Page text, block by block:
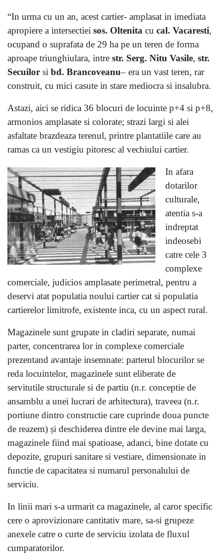
“In urma cu un an, acest cartier- amplasat in imediata
apropiere a intersectiei sos. Oltenita cu cal. Vacaresti,
ocupand o suprafata de 29 ha pe un teren de forma
aproape triunghiulara, intre str. Serg. Nitu Vasile, str.
Secuilor si bd. Brancoveanu– era un vast teren, rar
construit, cu mici casute in stare mediocra si insalubra.
Astazi, aici se ridica 36 blocuri de locuinte p+4 si p+8,
armonios amplasate si colorate; strazi largi si alei
asfaltate brazdeaza terenul, printre plantatiile care au
ramas ca un vestigiu pitoresc al vechiului cartier.
In afara
dotarilor
culturale,
atentia s-a
indreptat
indeosebi
catre cele 3
complexe
comerciale, judicios amplasate perimetral, pentru a
deservi atat populatia noului cartier cat si populatia
cartierelor limitrofe, existente inca, cu un aspect rural.
Magazinele sunt grupate in cladiri separate, numai
parter, concentrarea lor in complexe comerciale
prezentand avantaje insemnate: parterul blocurilor se
reda locuintelor, magazinele sunt eliberate de
servitutile structurale si de partiu (n.r. conceptie de
ansamblu a unei lucrari de arhitectura), traveea (n.r.
portiune dintro constructie care cuprinde doua puncte
de reazem) și deschiderea dintre ele devine mai larga,
magazinele fiind mai spatioase, adanci, bine dotate cu
depozite, grupuri sanitare si vestiare, dimensionate in
functie de capacitatea si numarul personalului de
serviciu.
In linii mari s-a urmarit ca magazinele, al caror specific
cere o aprovizionare cantitativ mare, sa-si grupeze
anexele catre o curte de serviciu izolata de fluxul
cumparatorilor.